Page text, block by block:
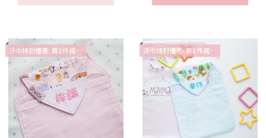
汗巾特別優惠: 買2件減$10 汗巾特別優惠: 買2件減$10